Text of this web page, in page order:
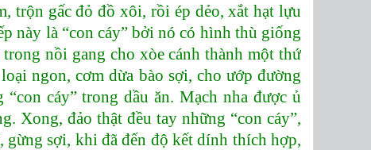
trộn gấc đỏ đồ xôi, rồi ép dẻo, xắt hạt lựu
này là “con cáy” bởi nó có hình thù giống
nồi gang cho xòe cánh thành một thứ
ngon, cơm dừa bào sợi, cho ướp đường
cáy” trong dầu ăn. Mạch nha được ủ
Xong, đảo thật đều tay những “con cáy”,
gừng sợi, khi đã đến độ kết dính thích hợp,